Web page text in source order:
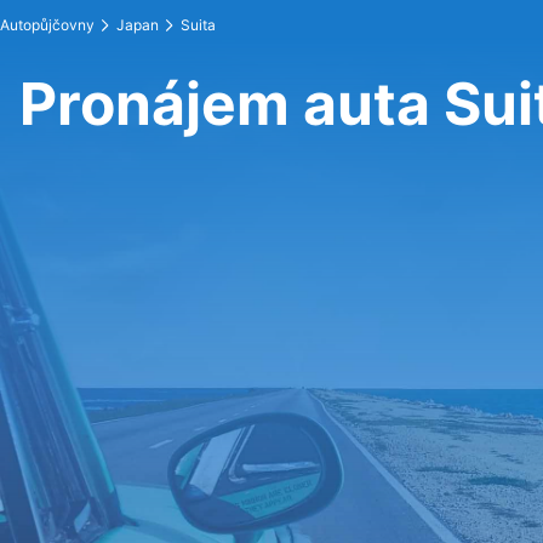
Autopůjčovny Japan Suita
Pronájem auta